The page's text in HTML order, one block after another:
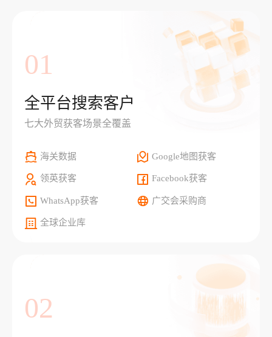
01
全平台搜索客户
七大外贸获客场景全覆盖
海关数据 Google地图获客
领英获客 Facebook获客
WhatsApp获客 广交会采购商
全球企业库
02